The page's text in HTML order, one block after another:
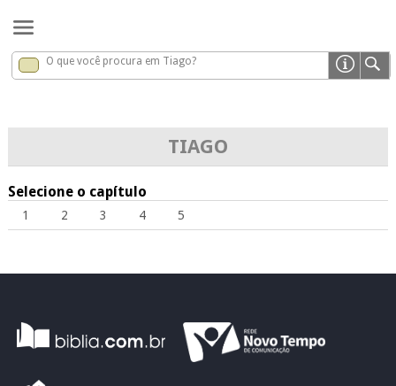
Tiago x
O que você procura em Tiago?
TIAGO
Selecione o capítulo
1 2 3 4 5